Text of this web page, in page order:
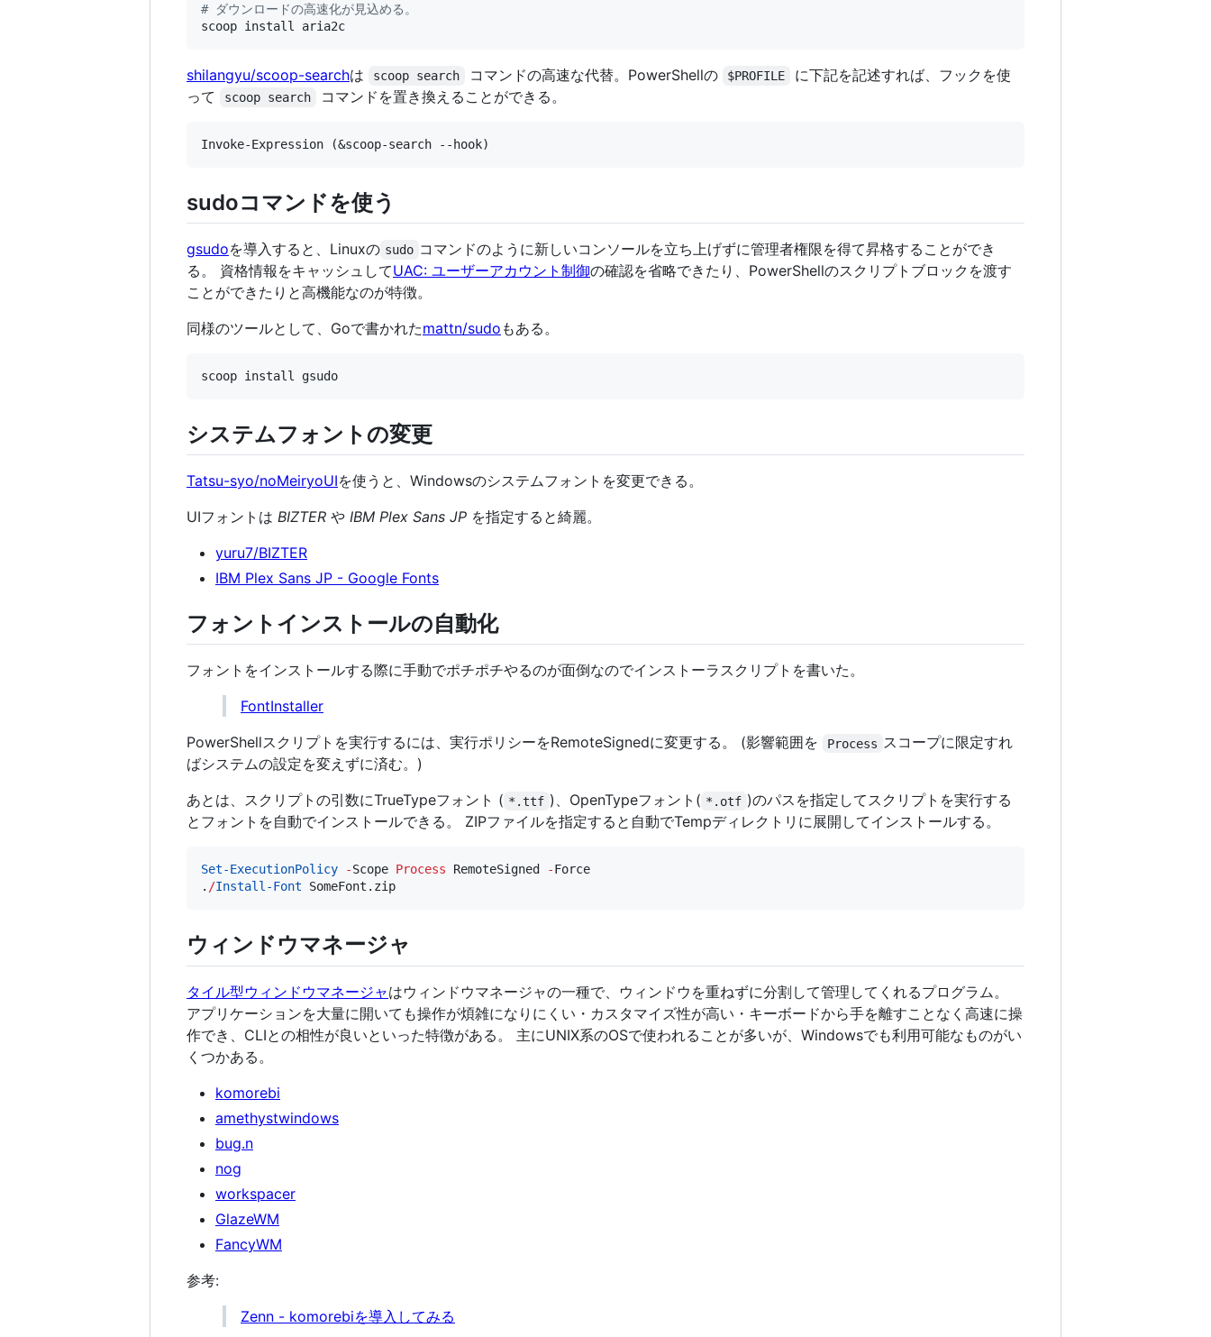
# ダウンロードの高速化が見込める。
scoop install aria2c
shilangyu/scoop-searchは scoop search コマンドの高速な代替。PowerShellの $PROFILE
に下記を記述すれば、フックを使
って
scoop search コマンドを置き換えることができる。
sudoコマンドを使う
gsudoを導入すると、Linuxの sudo コマンドのように新しいコンソールを立ち上げずに管理者権限を得て昇格することができ
る。 資格情報をキャッシュしてUAC: ユーザーアカウント制御の確認を省略できたり、PowerShellのスクリプトブロックを渡す
ことができたりと高機能なのが特徴。
同様のツールとして、Goで書かれたmattn/sudo もある。
システムフォントの変更
Tatsu-syo/noMeiryoUIを使うと、Windowsのシステムフォントを変更できる。
UIフォントは BIZTER や IBM Plex Sans JP を指定すると綺麗。
yuru7/BIZTER
IBM Plex Sans JP - Google Fonts
フォントインストールの自動化
フォントをインストールする際に手動でポチポチやるのが面倒なのでインストーラスクリプトを書いた。
FontInstaller
PowerShellスクリプトを実行するには、実行ポリシーをRemoteSignedに変更する。 (影響範囲を
Process スコープに限定すれ
ばシステムの設定を変えずに済む。)
あとは、スクリプトの引数にTrueTypeフォント ( *.ttf )、OpenTypeフォント( *.otf )のパスを指定してスクリプトを実行する
とフォントを自動でインストールできる。 ZIPファイルを指定すると自動でTempディレクトリに展開してインストールする。
Set-ExecutionPolicy -Scope Process RemoteSigned -Force
. /Install-Font SomeFont.zip
ウィンドウマネージャ
タイル型ウィンドウマネージャはウィンドウマネージャの一種で、ウィンドウを重ねずに分割して管理してくれるプログラム。
アプリケーションを大量に開いても操作が煩雑になりにくい・カスタマイズ性が高い・キーボードから手を離すことなく高速に操
作でき、CLIとの相性が良いといった特徴がある。 主にUNIX系のOSで使われることが多いが、Windowsでも利用可能なものがい
くつかある。
komorebi
amethystwindows
bug.n
nog
workspacer
GlazeWM
FancyWM
参考:
Zenn - komorebiを導入してみる